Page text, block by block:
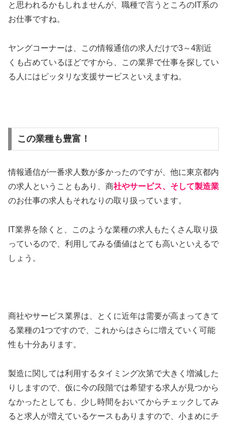
と思われるかもしれませんが、職種で言うところのIT系の
お仕事ですね。
ヤングコーナーは、この情報通信の求人だけで3～4割近
くも占めているほどですから、この業界で仕事を探してい
る人にはピッタリな支援サービスといえますね。
この業種も豊富！
情報通信が一番求人数が多かったのですが、他に東京都内
の求人ということもあり、商社やサービス、そして製造業
のお仕事の求人もそれなりの取り扱っています。
IT業界を除くと、このような業種の求人もたくさん取り扱
っているので、利用してみる価値はとても高いといえるで
しょう。
商社やサービス業界は、とくに近年は需要が高まってきて
る業種の1つですので、これからはさらに増えていく可能
性も十分あります。
製造に関しては利用するタイミング次第で大きく増減した
りしますので、仮に今の段階では希望する求人が見つから
なかったとしても、少し時間をおいてからチェックしてみ
ると求人が増えているケースもありますので、小まめにチ